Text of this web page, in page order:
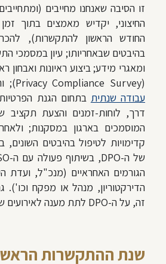
החיצוני, יקדיש מאמצים בתוך
החודש הראשון להתקשרות), להכרת
בהיבטים שבאחריותו; עיון במסמכי
ומאגרי מידע; ביצוע ראיונות ואבחון
(Privacy Compliance Survey); והכנת
עבודה שנתית בתחום הגנת
דרך, לוחות-זמנים והצעת תקציב
המוסמכים בארגון במסקנות;
קדימויות לטיפול בהיבטים
הגורמים האחראיים (מנכ"ל, ועדת
הדירקטוריון, מנהל או מפקח וכו').
זה, על ה-DPO לתת מענה לאירועים שונים שוטפים.
שנת ההתקשרות